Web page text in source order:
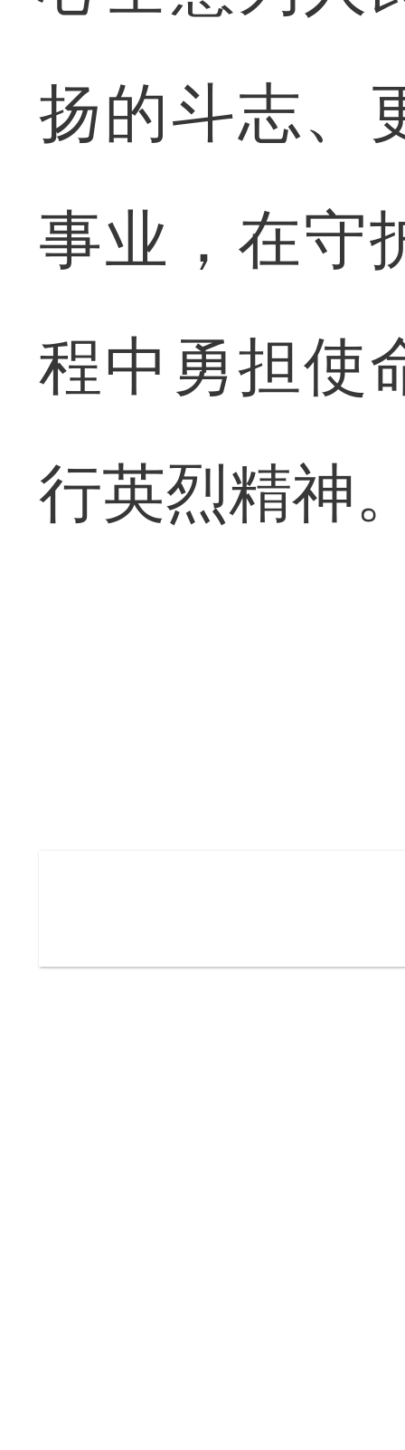
扬的斗志、
事业，在守
程中勇担使
行英烈精神